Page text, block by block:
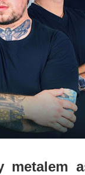
metalem